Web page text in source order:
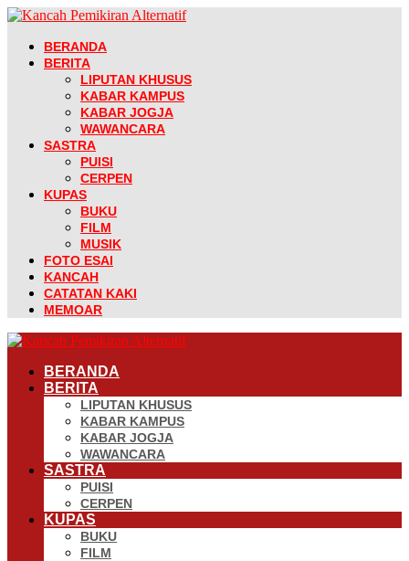
BERANDA
BERITA
LIPUTAN KHUSUS
KABAR KAMPUS
KABAR JOGJA
WAWANCARA
SASTRA
PUISI
CERPEN
KUPAS
BUKU
FILM
MUSIK
FOTO ESAI
KANCAH
CATATAN KAKI
MEMOAR
BERANDA
BERITA
LIPUTAN KHUSUS
KABAR KAMPUS
KABAR JOGJA
WAWANCARA
SASTRA
PUISI
CERPEN
KUPAS
BUKU
FILM